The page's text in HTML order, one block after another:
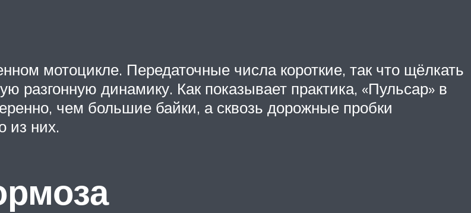
мотоцикле. Передаточные числа короткие, так что щёлкать
разгонную динамику. Как показывает практика, «Пульсар» в
чем большие байки, а сквозь дорожные пробки
из них.